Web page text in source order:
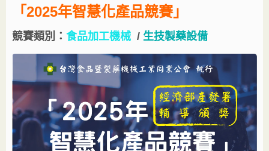
「2025年智慧化產品競賽」
競賽類別： 食品加工機械 / 生技製藥設備